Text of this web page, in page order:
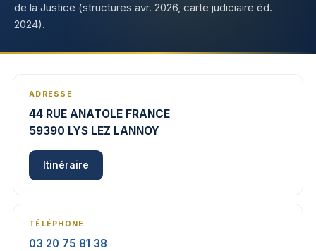
de la Justice (structures avr. 2026, carte judiciaire éd.
2024).
ADRESSE
44 RUE ANATOLE FRANCE
59390 LYS LEZ LANNOY
Itinéraire
TÉLÉPHONE
03 20 75 81 38